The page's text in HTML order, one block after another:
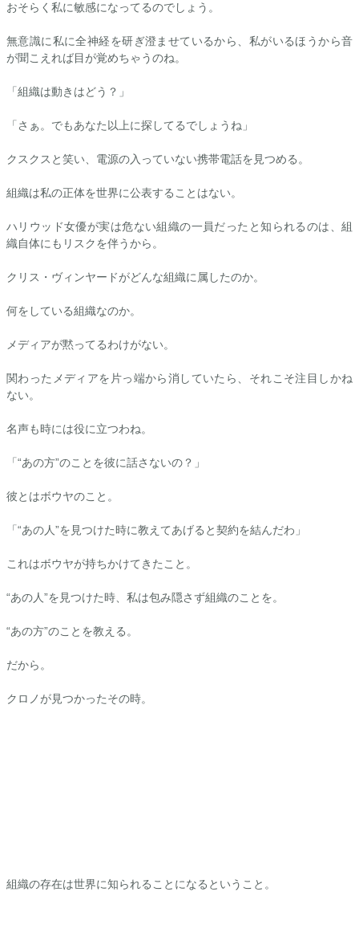
おそらく私に敏感になってるのでしょう。
無意識に私に全神経を研ぎ澄ませているから、私がいるほうから音
が聞こえれば目が覚めちゃうのね。
「組織は動きはどう？」
「さぁ。でもあなた以上に探してるでしょうね」
クスクスと笑い、電源の入っていない携帯電話を見つめる。
組織は私の正体を世界に公表することはない。
ハリウッド女優が実は危ない組織の一員だったと知られるのは、組
織自体にもリスクを伴うから。
クリス・ヴィンヤードがどんな組織に属したのか。
何をしている組織なのか。
メディアが黙ってるわけがない。
関わったメディアを片っ端から消していたら、それこそ注目しかね
ない。
名声も時には役に立つわね。
「“あの方”のことを彼に話さないの？」
彼とはボウヤのこと。
「“あの人”を見つけた時に教えてあげると契約を結んだわ」
これはボウヤが持ちかけてきたこと。
“あの人”を見つけた時、私は包み隠さず組織のことを。
“あの方”のことを教える。
だから。
クロノ が見つかったその時。
組織の存在は世界に知られることになるということ。